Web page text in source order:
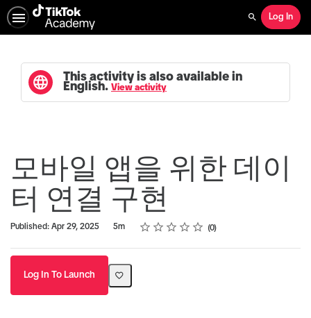
Search
Log In
This activity is also available in
English. View activity
모바일 앱을 위한 데이
터 연결 구현
Published: Apr 29, 2025
Duration 5m Rating
1 star
2 stars
3 stars
4 stars
5 stars
Average rating: 0 0
No reviews
Log In To Launch